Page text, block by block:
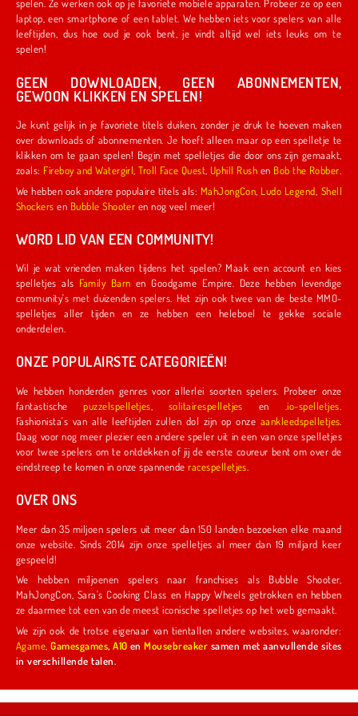
spelen. Ze werken ook op je favoriete mobiele apparaten. Probeer ze op een
laptop, een smartphone of een tablet. We hebben iets voor spelers van alle
leeftijden, dus hoe oud je ook bent, je vindt altijd wel iets leuks om te
spelen!
GEEN DOWNLOADEN, GEEN ABONNEMENTEN,
GEWOON KLIKKEN EN SPELEN!
Je kunt gelijk in je favoriete titels duiken, zonder je druk te hoeven maken
over downloads of abonnementen. Je hoeft alleen maar op een spelletje te
klikken om te gaan spelen! Begin met spelletjes die door ons zijn gemaakt,
zoals:
Fireboy and Watergirl ,Troll Face Quest Uphill Rush en Bob the Robber
We hebben ook andere populaire titels als: MahJongCon Ludo Legend Shell
Shockers en Bubble Shooter en nog veel meer!
WORD LID VAN EEN COMMUNITY!
Wil je wat vrienden maken tijdens het spelen? Maak een account en kies
spelletjes als
Family Barn en Goodgame Empire. Deze hebben levendige
community's met duizenden spelers. Het zijn ook twee van de beste MMO-
spelletjes aller tijden en ze hebben een heleboel te gekke sociale
onderdelen.
ONZE POPULAIRSTE CATEGORIEËN!
We hebben honderden genres voor allerlei soorten spelers. Probeer onze
fantastischepuzzelspelletjes solitairespelletjes en .io-spelletjes
Fashionista's van alle leeftijden zullen dol zijn op onze aankleedspelletjes
Daag voor nog meer plezier een andere speler uit in een van onze spelletjes
voor twee spelers om te ontdekken of jij de eerste coureur bent om over de
eindstreep te komen in onze spannenderacespelletjes
OVER ONS
Meer dan 35 miljoen spelers uit meer dan 150 landen bezoeken elke maand
onze website. Sinds 2014 zijn onze spelletjes al meer dan 19 miljard keer
gespeeld!
We hebben miljoenen spelers naar franchises als Bubble Shooter,
MahJongCon, Sara's Cooking Class en Happy Wheels getrokken en hebben
ze daarmee tot een van de meest iconische spelletjes op het web gemaakt.
We zijn ook de trotse eigenaar van tientallen andere websites, waaronder:
Agame ,Gamesgames,A10 enMousebreaker samen met aanvullende sites
in verschillende talen.